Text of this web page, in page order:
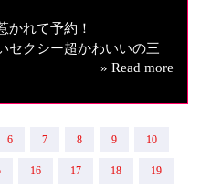
りも美しい理想の脚に、
てひたすら甘えました。
も、いつまでも果てに辿
長い脚。撫でている間
と優しく温かく包み込む
淀んだ感情などをすっか
かれて予約！
セクシー超かわいいの三
わいい。とってもタイプ
長もお尻もおっぱいもで
» Read more
6 7 8 9 10
16 17 18 19